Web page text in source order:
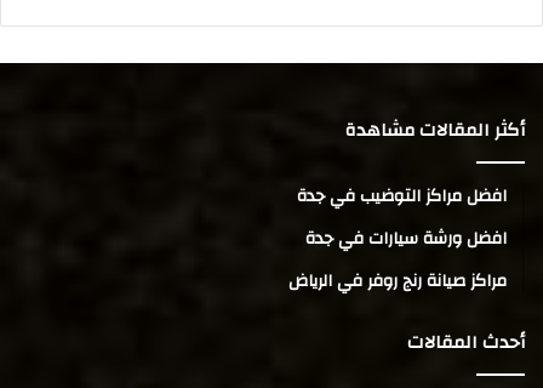
أكثر المقالات مشاهدة
افضل مراكز التوضيب في جدة
افضل ورشة سيارات في جدة
مراكز صيانة رنج روفر في الرياض
أحدث المقالات